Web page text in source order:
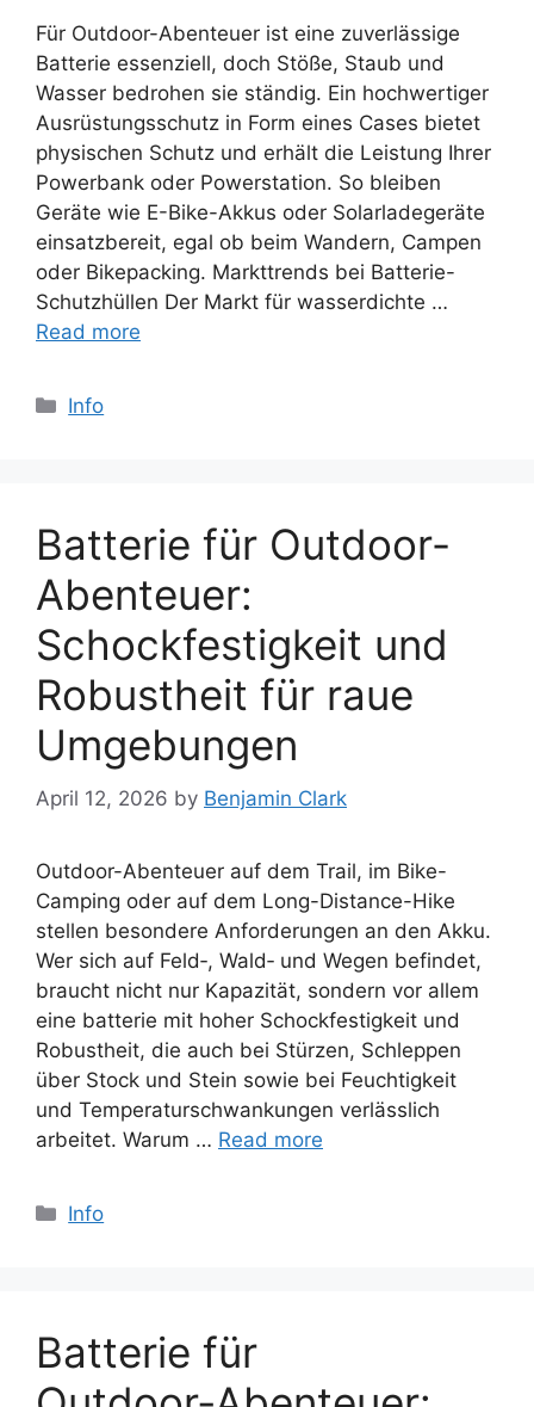
Für Outdoor-Abenteuer ist eine zuverlässige
Batterie essenziell, doch Stöße, Staub und
Wasser bedrohen sie ständig. Ein hochwertiger
Ausrüstungsschutz in Form eines Cases bietet
physischen Schutz und erhält die Leistung Ihrer
Powerbank oder Powerstation. So bleiben
Geräte wie E-Bike-Akkus oder Solarladegeräte
einsatzbereit, egal ob beim Wandern, Campen
oder Bikepacking. Markttrends bei Batterie-
Schutzhüllen Der Markt für wasserdichte …
Read more
Categories
Info
Batterie für Outdoor-
Abenteuer:
Schockfestigkeit und
Robustheit für raue
Umgebungen
April 12, 2026 by Benjamin Clark
Outdoor-Abenteuer auf dem Trail, im Bike-
Camping oder auf dem Long-Distance-Hike
stellen besondere Anforderungen an den Akku.
Wer sich auf Feld‑, Wald‑ und Wegen befindet,
braucht nicht nur Kapazität, sondern vor allem
eine batterie mit hoher Schockfestigkeit und
Robustheit, die auch bei Stürzen, Schleppen
über Stock und Stein sowie bei Feuchtigkeit
und Temperaturschwankungen verlässlich
arbeitet. Warum … Read more
Categories
Info
Batterie für